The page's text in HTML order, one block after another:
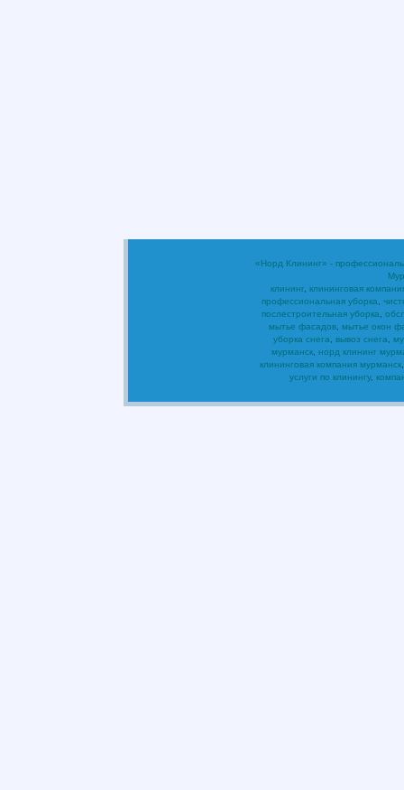
«Норд Клининг» -
клининг клининговая
профессиональная уборка
послестроительная уборка
мытье фасадов мытье окон
уборка снега
вывоз снега
мурманск, норд клининг
клининговая компания мурманск
услуги по клинингу,